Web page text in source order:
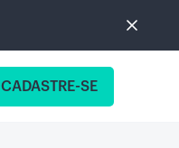
CADASTRE-SE